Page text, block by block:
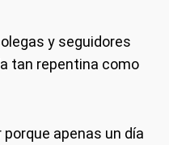
y seguidores
tan repentina como
apenas un día